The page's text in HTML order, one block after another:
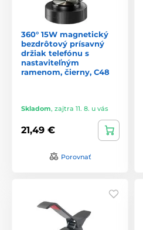
360° 15W magnetický
bezdrôtový prísavný
držiak telefónu s
nastaviteľným
ramenom, čierny, C48
Skladom, zajtra 11. 8. u vás
21,49 €
Porovnať